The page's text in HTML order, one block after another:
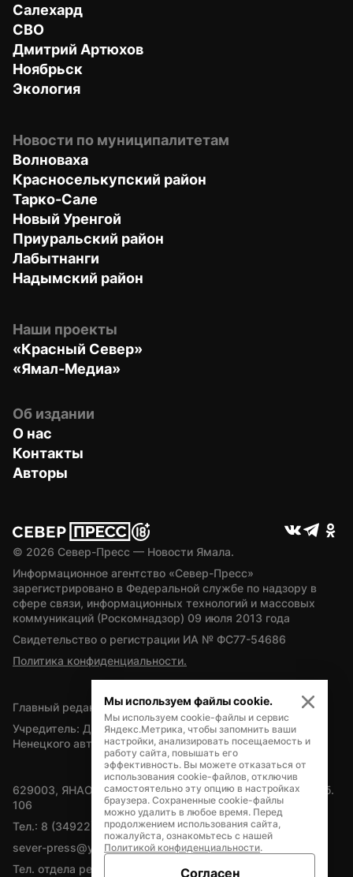
Салехард
СВО
Дмитрий Артюхов
Ноябрьск
Экология
Новости по муниципалитетам
Волноваха
Красноселькупский район
Тарко-Сале
Новый Уренгой
Приуральский район
Лабытнанги
Надымский район
Наши проекты
«Красный Север»
«Ямал-Медиа»
Об издании
О нас
Контакты
Авторы
© 2026 Север-Пресс — Новости Ямала.
Информационное агентство «Север-Пресс»
зарегистрировано в Федеральной службе по надзору в
сфере связи, информационных технологий и массовых
коммуникаций (Роскомнадзор) 09 июля 2013 года
Свидетельство о регистрации ИА № ФС77-54686
Политика конфиденциальности.
Главный редактор — А.Л. Поздеев
Учредитель: Департамент внутренней политики Ямало-
Ненецкого автономного округа
629003, ЯНАО, Салехард, мкр. Богдана Кнунянца, д.1, каб.
106
Тел.: 8 (34922) 71262
sever-press@yamal-media.ru
Тел. отдела рекламы: 8 (34922) 42728
Мы используем файлы cookie.
Мы используем cookie-файлы и сервис
Яндекс.Метрика, чтобы запомнить ваши
настройки, анализировать посещаемость и
работу сайта, повышать его
эффективность. Вы можете отказаться от
использования cookie-файлов, отключив
самостоятельно эту опцию в настройках
браузера. Сохраненные cookie-файлы
можно удалить в любое время. Перед
продолжением использования сайта,
пожалуйста, ознакомьтесь с нашей
Политикой конфиденциальности.
Согласен